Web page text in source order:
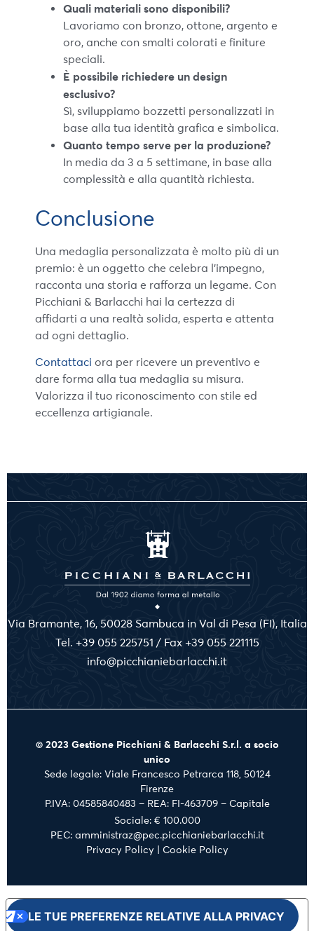
Quali materiali sono disponibili?
Lavoriamo con bronzo, ottone, argento e
oro, anche con smalti colorati e finiture
speciali.
È possibile richiedere un design
esclusivo?
Sì, sviluppiamo bozzetti personalizzati in
base alla tua identità grafica e simbolica.
Quanto tempo serve per la produzione?
In media da 3 a 5 settimane, in base alla
complessità e alla quantità richiesta.
Conclusione
Una medaglia personalizzata è molto più di un
premio: è un oggetto che celebra l’impegno,
racconta una storia e rafforza un legame. Con
Picchiani & Barlacchi hai la certezza di
affidarti a una realtà solida, esperta e attenta
ad ogni dettaglio.
Contattaci ora per ricevere un preventivo e
dare forma alla tua medaglia su misura.
Valorizza il tuo riconoscimento con stile ed
eccellenza artigianale.
Via Bramante, 16, 50028 Sambuca in Val di Pesa (FI), Italia
Tel. +39 055 225751 / Fax +39 055 221115
info@picchianiebarlacchi.it
© 2023 Gestione Picchiani & Barlacchi S.r.l. a socio
unico
Sede legale: Viale Francesco Petrarca 118, 50124
Firenze
P.IVA: 04585840483 – REA: FI-463709 – Capitale
Sociale: € 100.000
PEC: amministraz@pec.picchianiebarlacchi.it
Privacy Policy
Cookie Policy
LE TUE PREFERENZE RELATIVE ALLA PRIVACY